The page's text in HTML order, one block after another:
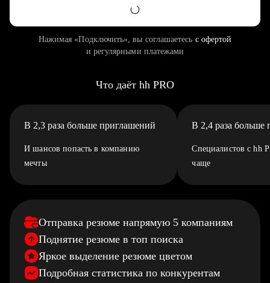
Нажимая «Подключить», вы соглашаетесь с офертой
и регулярными платежами
Что даёт hh PRO
В 2,3 раза больше приглашений
И шансов попасть в компанию
мечты
В 2,4 раза больше
Специалистов с hh
чаще
Отправка резюме напрямую 5 компаниям
Поднятие резюме в топ поиска
Яркое выделение резюме цветом
Подробная статистика по конкурентам